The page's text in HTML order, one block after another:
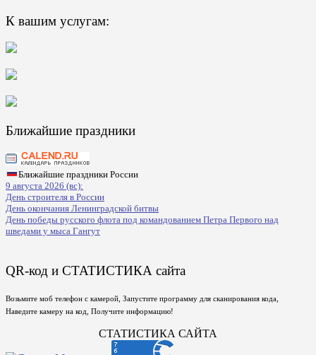
К вашим услугам:
Ближайшие праздники
Ближайшие праздники России
9 августа 2026 (вс):
День строителя в России
День окончания Ленинградской битвы
День победы русского флота под командованием Петра Первого над
шведами у мыса Гангут
QR-код и СТАТИСТИКА сайта
Возьмите моб телефон с камерой, Запустите программу для сканирования кода,
Наведите камеру на код, Получите информацию!
СТАТИСТИКА САЙТА